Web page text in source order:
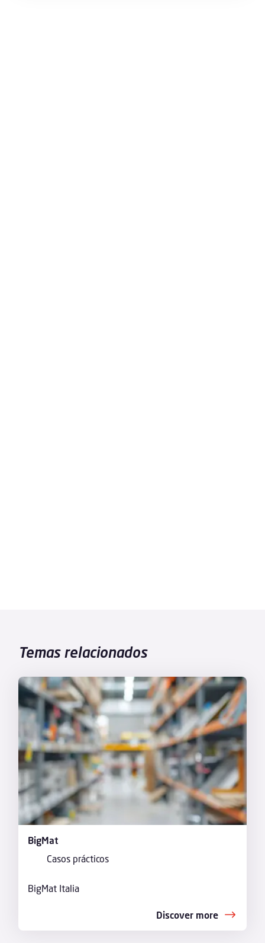
Temas relacionados
BigMat
Casos prácticos
BigMat Italia
Discover more